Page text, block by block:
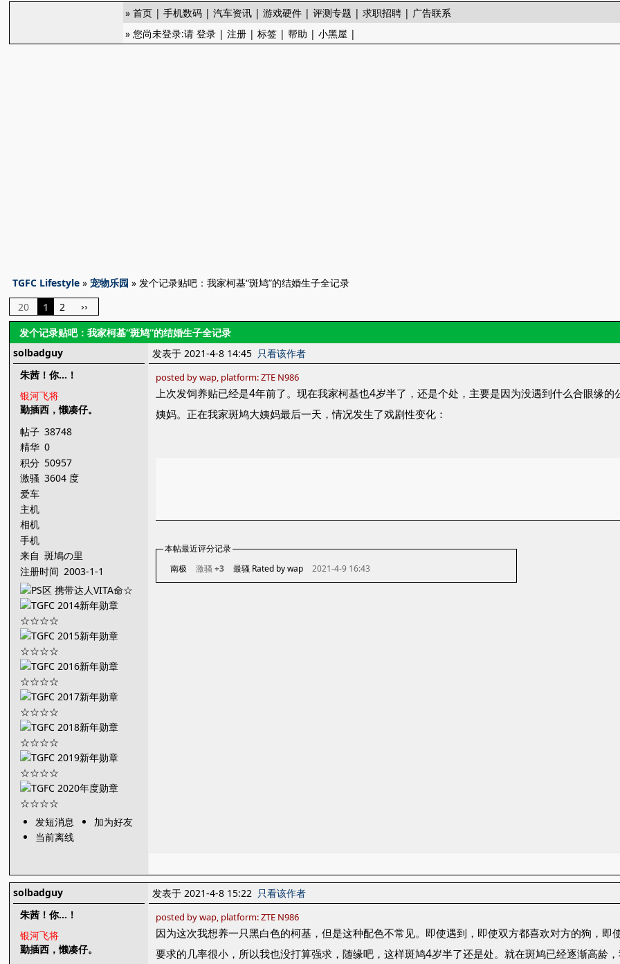
»首页 |手机数码 |汽车资讯 |游戏硬件 |评测专题 |求职招聘 | 广告联系
» 您尚未登录:请登录 |注册 |标签 |帮助 |小黑屋 |
TGFC Lifestyle »宠物乐园 » 发个记录贴吧：我家柯基“斑鸠”的结婚生子全记录
20
1 2 ››
发个记录贴吧：我家柯基“斑鸠”的结婚生子全记录
solbadguy
朱茜！你...！
银河飞将
勤插西，懒凑仔。
帖子 38748
精华 0
积分 50957
激骚 3604 度
爱车
主机
相机
手机
来自 斑鳩の里
注册时间 2003-1-1
发短消息
加为好友
当前离线
发表于 2021-4-8 14:45 只看该作者
posted by wap, platform: ZTE N986
上次发饲养贴已经是4年前了。现在我家柯基也4岁半了，还是个处，主要是因为没遇到什么合眼缘
姨妈。正在我家斑鸠大姨妈最后一天，情况发生了戏剧性变化：
本帖最近评分记录
南极
激骚+3 最骚 Rated by wap 2021-4-9 16:43
solbadguy
朱茜！你...！
银河飞将
勤插西，懒凑仔。
发表于 2021-4-8 15:22 只看该作者
posted by wap, platform: ZTE N986
因为这次我想养一只黑白色的柯基，但是这种配色不常见。即使遇到，即使双方都喜欢对方的狗，
要求的几率很小，所以我也没打算强求，随缘吧，这样斑鸠4岁半了还是处。就在斑鸠已经逐渐高龄